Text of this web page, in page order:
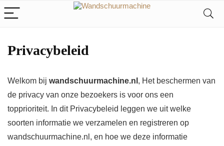
Privacybeleid
Welkom bij wandschuurmachine.nl , Het beschermen van
de privacy van onze bezoekers is voor ons een
topprioriteit. In dit Privacybeleid leggen we uit welke
soorten informatie we verzamelen en registreren op
wandschuurmachine.nl, en hoe we deze informatie